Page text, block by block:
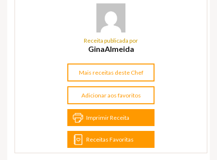
Receita publicada por
GinaAlmeida
Mais receitas deste Chef
Adicionar aos favoritos
Imprimir Receita
Receitas Favoritas